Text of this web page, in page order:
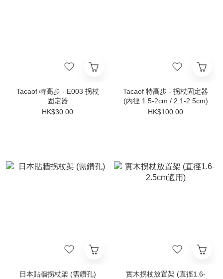
Tacaof 特高步 - E003 拐杖
固定器
HK$30.00
Tacaof 特高步 - 拐杖固定器
(內徑 1.5-2cm / 2.1-2.5cm)
HK$100.00
日本貼牆拐杖架 (需鑽孔)
實木拐杖放置架 (直徑1.6-